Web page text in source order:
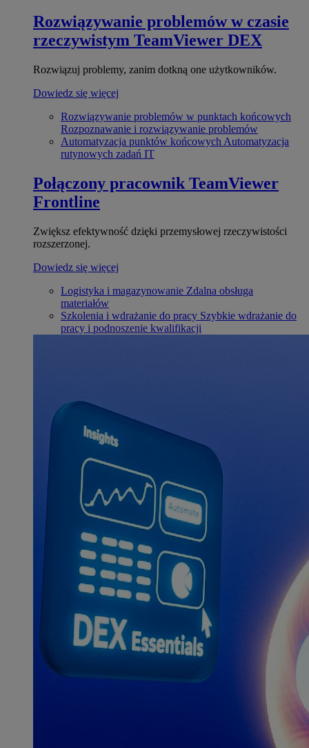
Rozwiązywanie problemów w czasie
rzeczywistym TeamViewer DEX
Rozwiązuj problemy, zanim dotkną one użytkowników.
Dowiedz się więcej
Rozwiązywanie problemów w punktach końcowych
Rozpoznawanie i rozwiązywanie problemów
Automatyzacja punktów końcowych Automatyzacja
rutynowych zadań IT
Połączony pracownik TeamViewer
Frontline
Zwiększ efektywność dzięki przemysłowej rzeczywistości
rozszerzonej.
Dowiedz się więcej
Logistyka i magazynowanie Zdalna obsługa
materiałów
Szkolenia i wdrażanie do pracy Szybkie wdrażanie do
pracy i podnoszenie kwalifikacji